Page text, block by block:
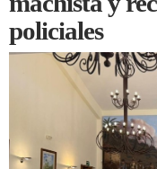
policiales